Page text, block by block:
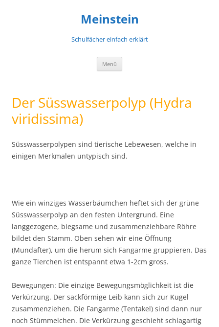
Meinstein
Schulfächer einfach erklärt
Menü
Der Süsswasserpolyp (Hydra
viridissima)
Süsswasserpolypen sind tierische Lebewesen, welche in
einigen Merkmalen untypisch sind.
Wie ein winziges Wasserbäumchen heftet sich der grüne
Süsswasserpolyp an den festen Untergrund. Eine
langgezogene, biegsame und zusammenziehbare Röhre
bildet den Stamm. Oben sehen wir eine Öffnung
(Mundafter), um die herum sich Fangarme gruppieren. Das
ganze Tierchen ist entspannt etwa 1-2cm gross.
Bewegungen: Die einzige Bewegungsmöglichkeit ist die
Verkürzung. Der sackförmige Leib kann sich zur Kugel
zusammenziehen. Die Fangarme (Tentakel) sind dann nur
noch Stümmelchen. Die Verkürzung geschieht schlagartig